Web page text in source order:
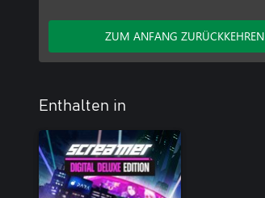
ZUM ANFANG ZURÜCKKEHREN
Enthalten in